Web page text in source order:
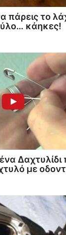
πάρεις το
κάηκες!
Δαχτυλίδι
με